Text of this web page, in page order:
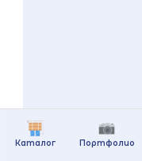
Каталог Портфолио